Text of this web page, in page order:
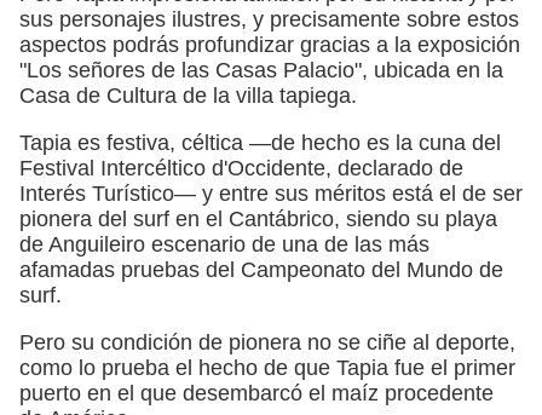
sus personajes ilustres, y precisamente sobre estos
aspectos podrás profundizar gracias a la exposición
"Los señores de las Casas Palacio", ubicada en la
Casa de Cultura de la villa tapiega.
Tapia es festiva, céltica —de hecho es la cuna del
Festival Intercéltico d'Occidente, declarado de
Interés Turístico— y entre sus méritos está el de ser
pionera del surf en el Cantábrico, siendo su playa
de Anguileiro escenario de una de las más
afamadas pruebas del Campeonato del Mundo de
surf.
Pero su condición de pionera no se ciñe al deporte,
como lo prueba el hecho de que Tapia fue el primer
puerto en el que desembarcó el maíz procedente